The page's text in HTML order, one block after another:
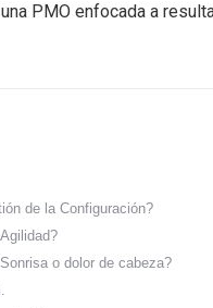
PMO enfocada a
de la Configuración?
o dolor de cabeza?